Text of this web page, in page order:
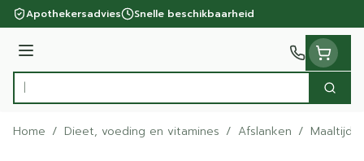
Ga naar de inhoud
Apothekersadvies Snelle beschikbaarheid
Menu
Product, merk, categorie...
Zoek
Home / Dieet, voeding en vitamines / Afslanken /